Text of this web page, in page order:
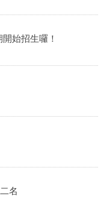
始招生囉！
名